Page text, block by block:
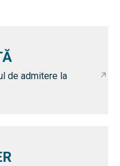
de admitere la